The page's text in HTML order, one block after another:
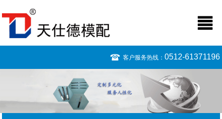
客户服务热线： 0512-61371196